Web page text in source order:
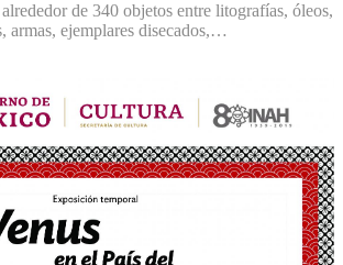
de 340 objetos entre litografías, óleos,
armas, ejemplares disecados,…